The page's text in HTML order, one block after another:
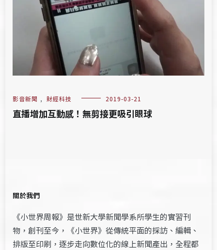
影音新聞 , 財經科技 2019-03-21
直播增加互動感！無剪接更吸引眼球
關於我們
《小世界周報》是世新大學新聞學系所學生的實習刊
物，創刊至今，《小世界》從傳統平面的採訪、編輯、
排版至印刷，逐步走向數位化的線上新聞產出，全程都